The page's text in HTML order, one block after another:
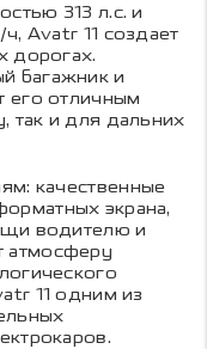
313 л.с. и
Avatr 11 создает
дорогах.
багажник и
его отличным
так и для дальних
качественные
экрана,
водителю и
атмосферу
11 одним из